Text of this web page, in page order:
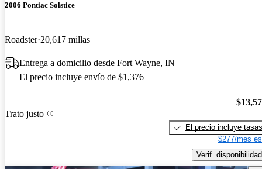
2006 Pontiac Solstice
Roadster 20,617 millas
Entrega a domicilio desde Fort Wayne, IN
El precio incluye envío de $1,376
Trato justo
El precio incluye tasas
$277/mes
Verif. disponibilidad